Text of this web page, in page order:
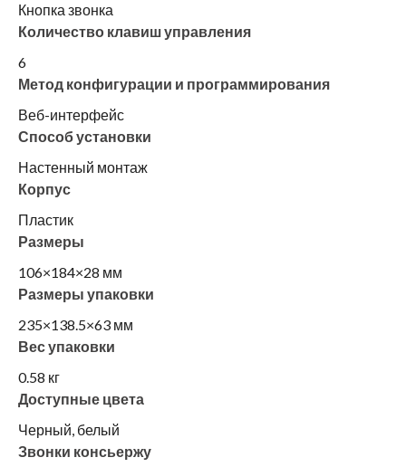
Кнопка звонка
Количество клавиш управления
6
Метод конфигурации и программирования
Веб-интерфейс
Способ установки
Настенный монтаж
Корпус
Пластик
Размеры
106×184×28 мм
Размеры упаковки
235×138.5×63 мм
Вес упаковки
0.58 кг
Доступные цвета
Черный, белый
Звонки консьержу